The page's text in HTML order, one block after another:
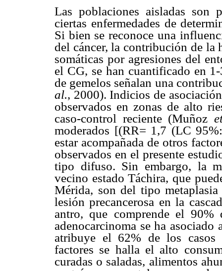
Las poblaciones aisladas son
ciertas enfermedades de
Si bien se reconoce una
del cáncer, la contribución de la
somáticas por agresiones del
el CG, se han cuantificado en
de gemelos señalan una
al., 2000). Indicios de
observados en zonas de alto
caso-control reciente (Muñoz
moderados [(RR= 1,7 (LC
estar acompañada de otros
observados en el presente
tipo difuso. Sin embargo, la
vecino estado Táchira, que
Mérida, son del tipo
lesión precancerosa en la
antro, que comprende el
adenocarcinoma se ha
atribuye el 62% de los
factores se halla el alto
curadas o saladas, alimentos